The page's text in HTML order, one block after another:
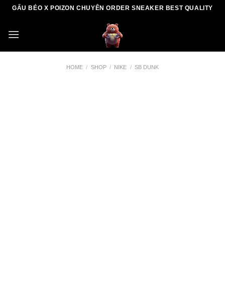
Skip
content
GẤU BÉO X POIZON CHUYÊN ORDER SNEAKER BEST QUALITY
HOME / SHOP / NIKE / SB DUNK